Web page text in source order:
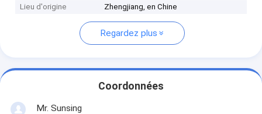
Lieu d'origine
Zhengjiang, en Chine
Regardez plus
Coordonnées
Mr. Sunsing